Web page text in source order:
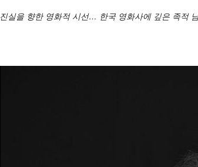
진실을 향한 영화적 시선… 한국 영화사에 깊은 족적